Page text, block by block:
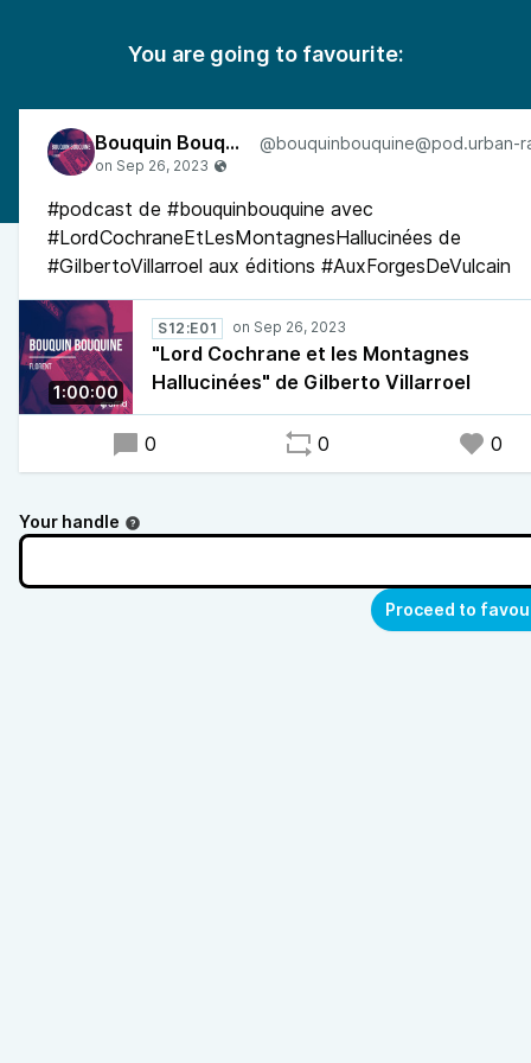
You are going to favourite:
Bouquin Bouquine
#podcast de #bouquinbouquine avec
#LordCochraneEtLesMontagnesHallucinées de
#GilbertoVillarroel aux éditions #AuxForgesDeVulcain
1:00:00
S12:E01
"Lord Cochrane et les Montagnes
Hallucinées" de Gilberto Villarroel
0 0 0
Your handle
Proceed to